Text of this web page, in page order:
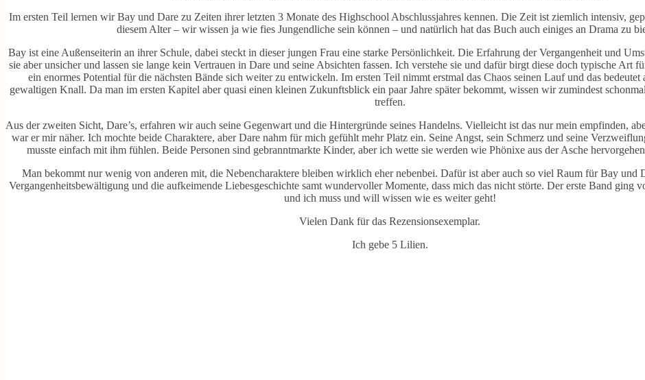
Im ersten Teil lernen wir Bay und Dare zu Zeiten ihrer letzten 3 Monate des Highschool Abschlussjahres kennen. Die Zeit ist ziemlich intensiv,
diesem Alter – wir wissen ja wie fies Jungendliche sein können – und natürlich hat das Buch auch einiges an Drama zu
Bay ist eine Außenseiterin an ihrer Schule, dabei steckt in dieser jungen Frau eine starke Persönlichkeit. Die Erfahrung der Vergangenheit und
sie aber unsicher und lassen sie lange kein Vertrauen in Dare und seine Absichten fassen. Ich verstehe sie und dafür birgt diese doch typische Art
ein enormes Potential für die nächsten Bände sich weiter zu entwickeln. Im ersten Teil nimmt erstmal das Chaos seinen Lauf und das bedeutet
gewaltigen Knall. Da man im ersten Kapitel aber quasi einen kleinen Zukunftsblick ein paar Jahre später bekommt, wissen wir zumindest
treffen.
Aus der zweiten Sicht, Dare’s, erfahren wir auch seine Gegenwart und die Hintergründe seines Handelns. Vielleicht ist das nur mein empfinden,
war er mir näher. Ich mochte beide Charaktere, aber Dare nahm für mich gefühlt mehr Platz ein. Seine Angst, sein Schmerz und seine
musste einfach mit ihm fühlen. Beide Personen sind gebranntmarkte Kinder, aber ich wette sie werden wie Phönixe aus der Asche
Man bekommt nur wenig von anderen mit, die Nebencharaktere bleiben wirklich eher nebenbei. Dafür ist aber auch so viel Raum für Bay und
Vergangenheitsbewältigung und die aufkeimende Liebesgeschichte samt wundervoller Momente, dass mich das nicht störte. Der erste Band ging
und ich muss und will wissen wie es weiter geht!
Vielen Dank für das Rezensionsexemplar.
Ich gebe 5 Lilien.